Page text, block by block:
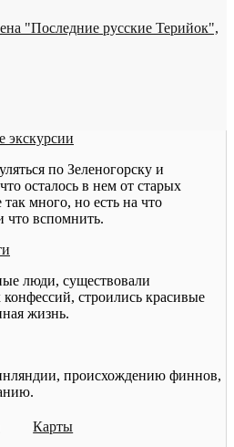
"Последние русские Терийок",
экскурсии
по Зеленогорску и
осталось в нем от старых
много, но есть на что
что вспомнить.
люди, существовали
строились красивые
жизнь.
происхождению финнов,
Карты